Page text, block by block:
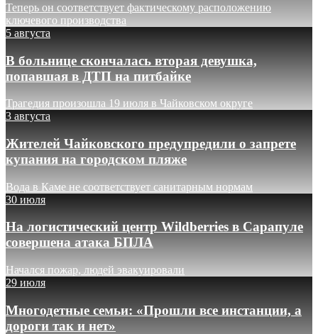
Теперь он соответствует фактическому расположению
ключевого производства
5 августа
В больнице скончалась вторая девушка,
попавшая в ДТП на питбайке
Трагедия произошла 19 июля в Чайковском округе
3 августа
Жителей Чайковского предупредили о запрете
купания на городском пляже
Вода в Каме не соответствует санитарным нормам
30 июля
На логистический центр Wildberries в Сарапуле
совершена атака БПЛА
Начался пожар, людей эвакуировали
29 июля
Многодетные семьи: «Прошли все инстанции, а
дороги так и нет»